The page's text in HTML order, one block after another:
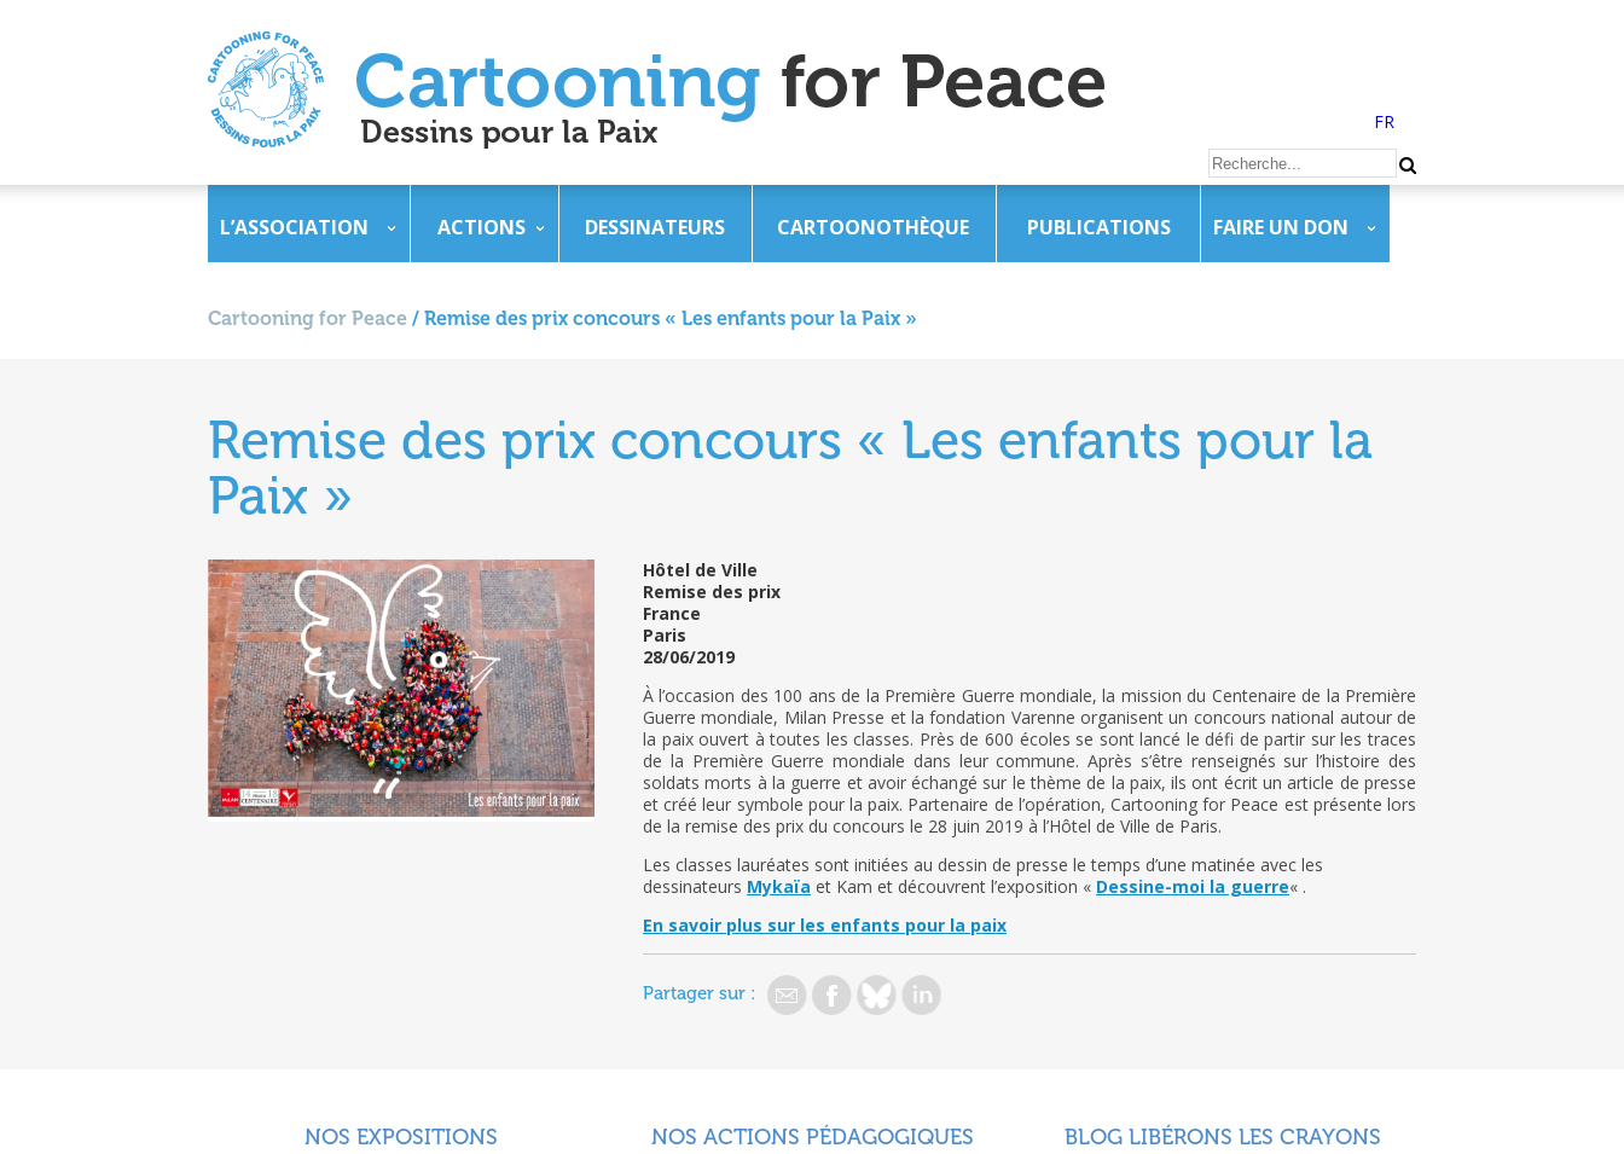
FR
L’ASSOCIATION ACTIONS DESSINATEURS CARTOONOTHÈQUE PUBLICATIONS FAIRE UN DON
Cartooning for Peace / Remise des prix concours « Les enfants pour la Paix »
Remise des prix concours « Les enfants pour la
Paix »
Hôtel de Ville
Remise des prix
France
Paris
28/06/2019
À l’occasion des 100 ans de la Première Guerre mondiale, la mission du Centenaire de la Première
Guerre mondiale, Milan Presse et la fondation Varenne organisent un concours national autour de
la paix ouvert à toutes les classes. Près de 600 écoles se sont lancé le défi de partir sur les traces
de la Première Guerre mondiale dans leur commune. Après s’être renseignés sur l’histoire des
soldats morts à la guerre et avoir échangé sur le thème de la paix, ils ont écrit un article de presse
et créé leur symbole pour la paix. Partenaire de l’opération, Cartooning for Peace est présente lors
de la remise des prix du concours le 28 juin 2019 à l’Hôtel de Ville de Paris.
Les classes lauréates sont initiées au dessin de presse le temps d’une matinée avec les
dessinateurs Mykaïa et Kam et découvrent l’exposition « Dessine-moi la guerre« .
En savoir plus sur les enfants pour la paix
Partager sur :
NOS EXPOSITIONS NOS ACTIONS PÉDAGOGIQUES BLOG LIBÉRONS LES CRAYONS